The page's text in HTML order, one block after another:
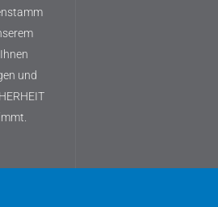
Ihnen
und